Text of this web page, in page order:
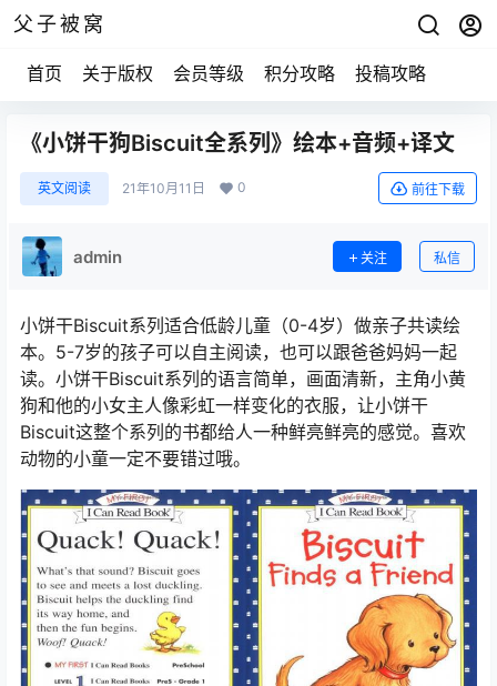
父子被窝
首页 关于版权 会员等级 积分攻略 投稿攻略
《小饼干狗Biscuit全系列》绘本+音频+译文
英文阅读 21年10月11日 0 前往下载
admin 关注 私信
小饼干Biscuit系列适合低龄儿童（0-4岁）做亲子共读绘
本。5-7岁的孩子可以自主阅读，也可以跟爸爸妈妈一起
读。小饼干Biscuit系列的语言简单，画面清新，主角小黄
狗和他的小女主人像彩虹一样变化的衣服，让小饼干
Biscuit这整个系列的书都给人一种鲜亮鲜亮的感觉。喜欢
动物的小童一定不要错过哦。